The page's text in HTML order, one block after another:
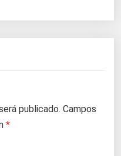
publicado. Campos
*